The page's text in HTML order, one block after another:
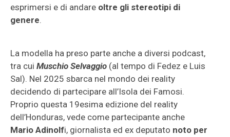
esprimersi e di andare oltre gli stereotipi di
genere.
La modella ha preso parte anche a diversi podcast,
tra cui Muschio Selvaggio (al tempo di Fedez e Luis
Sal). Nel 2025 sbarca nel mondo dei reality
decidendo di partecipare all’Isola dei Famosi.
Proprio questa 19esima edizione del reality
dell’Honduras, vede come partecipante anche
Mario Adinolfi, giornalista ed ex deputato noto per